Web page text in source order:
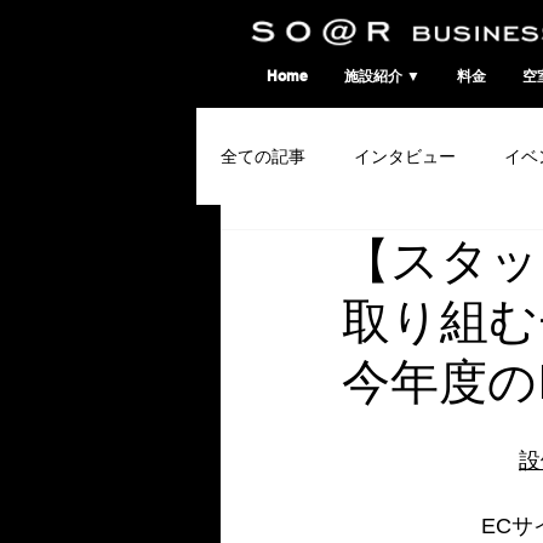
SO@Rビジネスポート｜広島市のシェアオフィス・コワーキングスペース
Home 施設紹介 ▼ 料金 空
全ての記事 インタビュー イベ
コワーキングウィーク【スタ
取り組
今年度
ECサ